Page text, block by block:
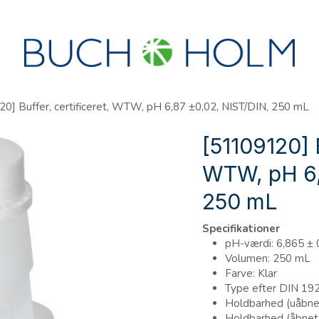
Buffer, certificeret, WTW, pH 6,87 ±0,02, NIST/DIN, 250 mL
WTW, pH
250 mL
Specifikationer
pH-værdi: 6,865 ±
Volumen: 250 mL
Farve: Klar
Type efter DIN
Holdbarhed